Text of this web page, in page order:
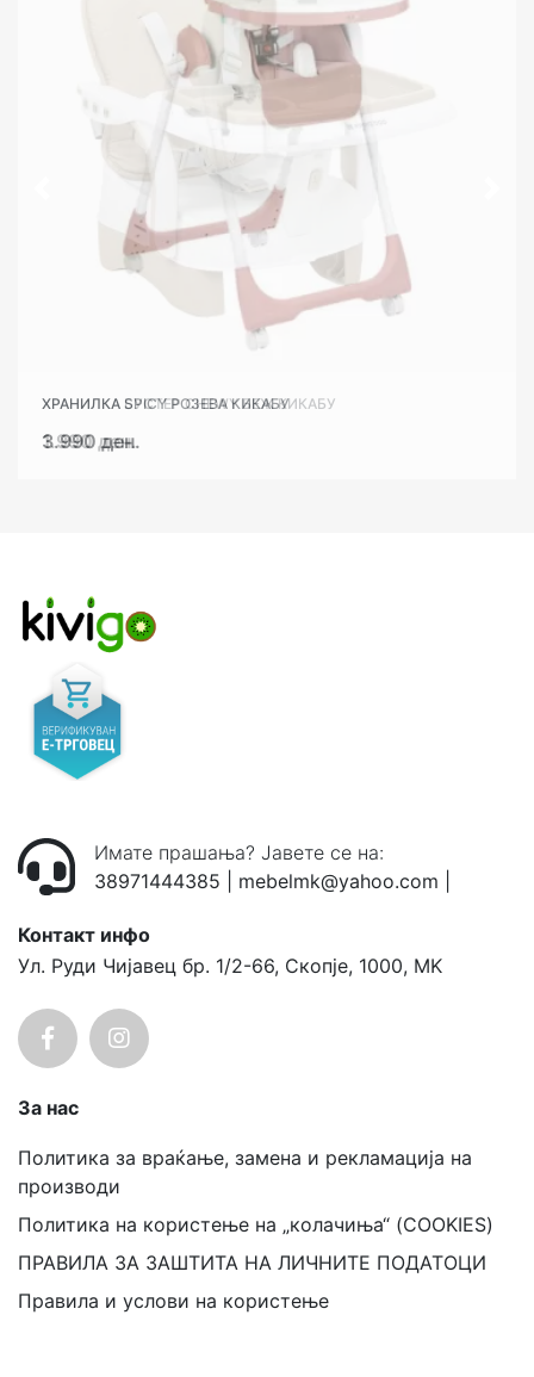
ХРАНИЛКА SPICY РОЗЕВА КИКАБУ
3.990 ден.
ХРАНИЛКА БУСТЕР CHEWY БЕЖ КИКАБУ
1.990 ден.
Имате прашања? Јавете се на:
38971444385
mebelmk@yahoo.com
Контакт инфо
Ул. Руди Чијавец бр. 1/2-66, Скопје, 1000, MK
За нас
Политика за враќање, замена и рекламација на
производи
Политика на користење на „колачиња“ (COOKIES)
ПРАВИЛА ЗА ЗАШТИТА НА ЛИЧНИТЕ ПОДАТОЦИ
Правила и услови на користење